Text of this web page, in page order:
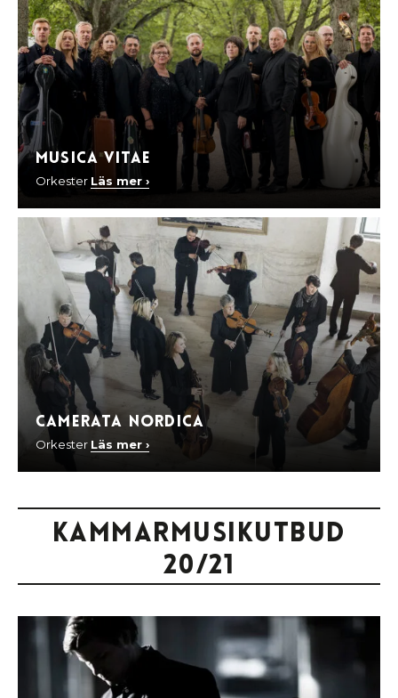
Musica Vitae
Orkester Läs mer ›
Camerata Nordica
Orkester Läs mer ›
Kammarmusikutbud
20/21